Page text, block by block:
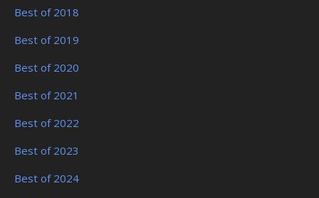
Best of 2018
Best of 2019
Best of 2020
Best of 2021
Best of 2022
Best of 2023
Best of 2024